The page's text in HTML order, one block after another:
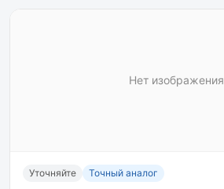
Нет изображения
Уточняйте Точный аналог